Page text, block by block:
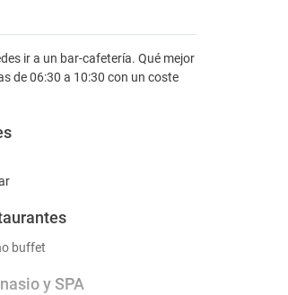
ir a un bar-cafetería. Qué mejor
de 06:30 a 10:30 con un coste
buffet
y SPA